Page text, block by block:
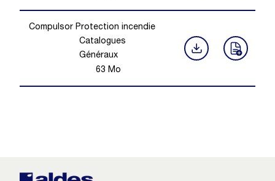
Compulsor Protection incendie
Catalogues
Généraux
63 Mo